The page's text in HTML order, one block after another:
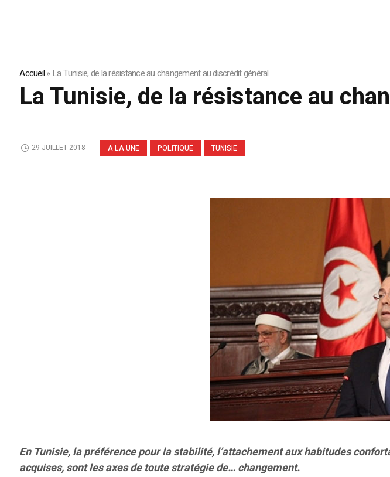
Accueil»La Tunisie, de la résistance au changement au discrédit général
La Tunisie, de la résistance au
A LA UNE POLITIQUE TUNISIE
29 JUILLET 2018
En Tunisie, la préférence pour la stabilité, l’attachement aux habitudes
acquises, sont les axes de toute stratégie de… changement.